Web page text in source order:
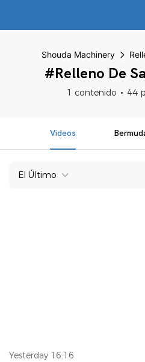
Shouda Machinery
#Relleno De
1 contenido 44
Videos
El Último
Yesterday 16:16